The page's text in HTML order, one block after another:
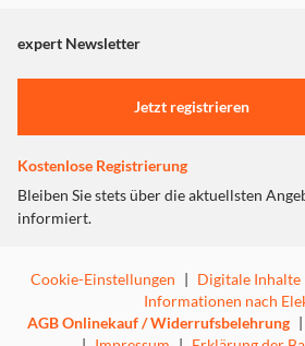
"Marketing".
Einstellungen anpassen
expert Newsletter
Jetzt registrieren
Kostenlose Registrierung
Bleiben Sie stets über die aktuellsten
informiert.
Cookie-Einstellungen | Digitale Inhalte
Informationen nach
AGB Onlinekauf / Widerrufsbelehrung |